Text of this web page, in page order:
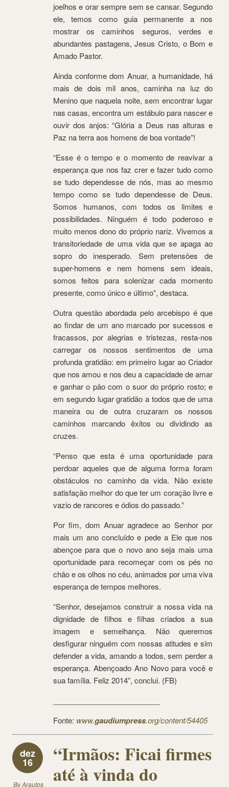
joelhos e orar sempre sem se cansar. Segundo
ele, temos como guia permanente a nos
mostrar os caminhos seguros, verdes e
abundantes pastagens, Jesus Cristo, o Bom e
Amado Pastor.
Ainda conforme dom Anuar, a humanidade, há
mais de dois mil anos, caminha na luz do
Menino que naquela noite, sem encontrar lugar
nas casas, encontra um estábulo para nascer e
ouvir dos anjos: “Glória a Deus nas alturas e
Paz na terra aos homens de boa vontade”!
“Esse é o tempo e o momento de reavivar a
esperança que nos faz crer e fazer tudo como
se tudo dependesse de nós, mas ao mesmo
tempo como se tudo dependesse de Deus.
Somos humanos, com todos os limites e
possibilidades. Ninguém é todo poderoso e
muito menos dono do próprio nariz. Vivemos a
transitoriedade de uma vida que se apaga ao
sopro do inesperado. Sem pretensões de
super-homens e nem homens sem ideais,
somos feitos para solenizar cada momento
presente, como único e último”, destaca.
Outra questão abordada pelo arcebispo é que
ao findar de um ano marcado por sucessos e
fracassos, por alegrias e tristezas, resta-nos
carregar os nossos sentimentos de uma
profunda gratidão: em primeiro lugar ao Criador
que nos amou e nos deu a capacidade de amar
e ganhar o pão com o suor do próprio rosto; e
em segundo lugar gratidão a todos que de uma
maneira ou de outra cruzaram os nossos
caminhos marcando êxitos ou dividindo as
cruzes.
“Penso que esta é uma oportunidade para
perdoar aqueles que de alguma forma foram
obstáculos no caminho da vida. Não existe
satisfação melhor do que ter um coração livre e
vazio de rancores e ódios do passado.”
Por fim, dom Anuar agradece ao Senhor por
mais um ano concluído e pede a Ele que nos
abençoe para que o novo ano seja mais uma
oportunidade para recomeçar com os pés no
chão e os olhos no céu, animados por uma viva
esperança de tempos melhores.
“Senhor, desejamos construir a nossa vida na
dignidade de filhos e filhas criados a sua
imagem e semelhança. Não queremos
desfigurar ninguém com nossas atitudes e sim
defender a vida, amando a todos, sem perder a
esperança. Abençoado Ano Novo para você e
sua família. Feliz 2014”, conclui. (FB)
Fonte: www.gaudiumpress.org/content/54405
dez
16
ByArautos
“Irmãos: Ficai firmes
até à vinda do